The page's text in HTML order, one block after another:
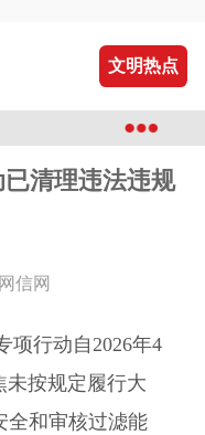
文明热点
清理违法违规
信网
行动自2026年4
未按规定履行大
全和审核过滤能